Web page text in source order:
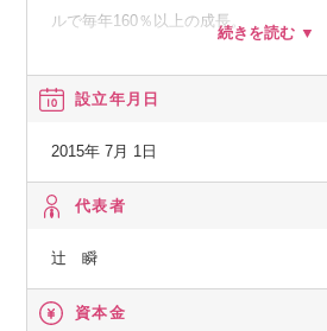
きる環境です。
ただくことができます。
・キャリアパスとしても、ご本人の希
です
なくご活躍頂けます）。
・弊社のビジョンは、色石の買取領域
ルで毎年160％以上の成長。
・ジュエリーの加工、リメイク、研磨、
・上記商品の販売、輸出入
設立年月日
2015年 7月 1日
代表者
辻 瞬
資本金